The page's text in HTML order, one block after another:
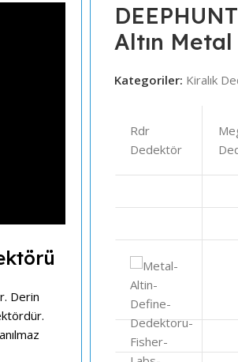
Derin
Altın
Kategoriler: Kiralık
Rdr
Dedektör